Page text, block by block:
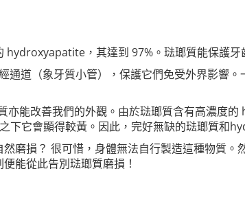
hydroxyapatite，其達到 97%。琺瑯質能保護
道（象牙質小管），保護它們免受外界影響
能改善我們的外觀。由於琺瑯質含有高濃度
下它會顯得較黃。因此，完好無缺的琺瑯質和
磨損？ 很可惜，身體無法自行製造這種物質
能從此告別琺瑯質磨損！